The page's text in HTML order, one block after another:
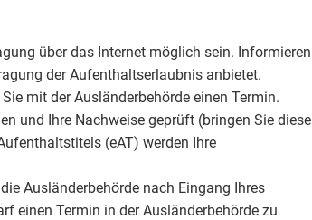
über das Internet möglich sein. Informieren
der Aufenthaltserlaubnis anbietet.
mit der Ausländerbehörde einen Termin.
und Ihre Nachweise geprüft (bringen Sie diese
(eAT) werden Ihre
Ausländerbehörde nach Eingang Ihres
einen Termin in der Ausländerbehörde zu